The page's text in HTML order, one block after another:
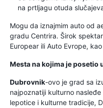
na prtljagu otuda
Mogu da iznajmim auto od
gradu Centrira. Širok
Europear ili Auto Evrope,
Mesta na kojima je posetio
Dubrovnik-ovo je grad sa
najpoznatiji kulturno
lepotice i kulturne tradicije,